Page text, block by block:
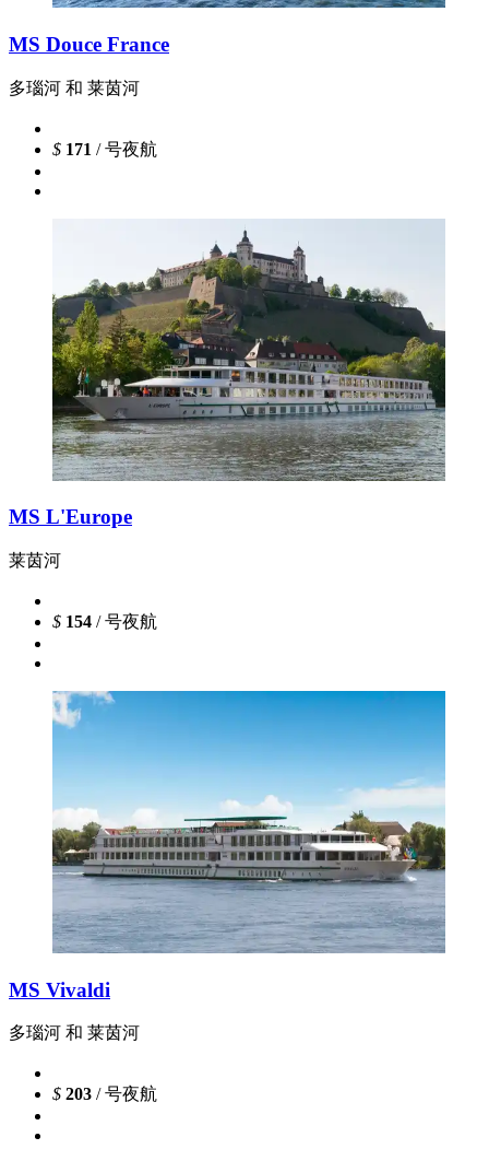
MS Douce France
多瑙河 和 莱茵河
$ 171 / 号夜航
MS L'Europe
莱茵河
$ 154 / 号夜航
MS Vivaldi
多瑙河 和 莱茵河
$ 203 / 号夜航